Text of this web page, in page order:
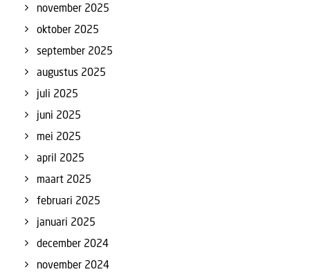
november 2025
oktober 2025
september 2025
augustus 2025
juli 2025
juni 2025
mei 2025
april 2025
maart 2025
februari 2025
januari 2025
december 2024
november 2024